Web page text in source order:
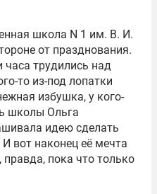
школа N 1 им. В. И.
от празднования.
часа трудились над
то из-под лопатки
избушка, у кого-
школы Ольга
идею сделать
вот наконец её мечта
пока что только